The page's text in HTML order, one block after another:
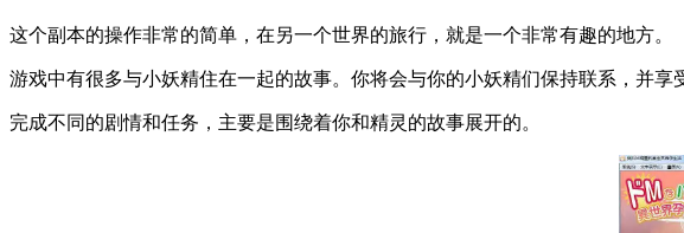
这个副本的操作非常的简单，在另一个世界的旅行，就是一个非常有趣的地方。
游戏中有很多与小妖精住在一起的故事。你将会与你的小妖精们保持联系，并享
完成不同的剧情和任务，主要是围绕着你和精灵的故事展开的。